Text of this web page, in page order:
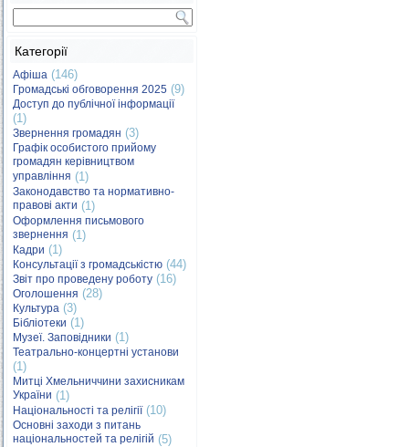
Категорії
Афіша (146)
Громадські обговорення 2025 (9)
Доступ до публічної інформації
(1)
Звернення громадян (3)
Графік особистого прийому
громадян керівництвом
управління (1)
Законодавство та нормативно-
правові акти (1)
Оформлення письмового
звернення (1)
Кадри (1)
Консультації з громадськістю (44)
Звіт про проведену роботу (16)
Оголошення (28)
Культура (3)
Бібліотеки (1)
Музеї. Заповідники (1)
Театрально-концертні установи
(1)
Митці Хмельниччини захисникам
України (1)
Національності та релігії(10)
Основні заходи з питань
національностей та релігій (5)